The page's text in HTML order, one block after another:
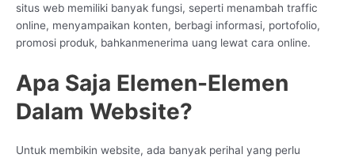
situs web memiliki banyak fungsi, seperti menambah traffic
online, menyampaikan konten, berbagi informasi, portofolio,
promosi produk, bahkanmenerima uang lewat cara online.
Apa Saja Elemen-Elemen
Dalam Website?
Untuk membikin website, ada banyak perihal yang perlu